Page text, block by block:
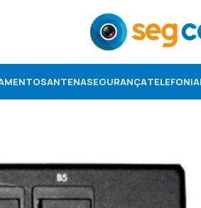
ANTENASEGURANÇATELEFONIA